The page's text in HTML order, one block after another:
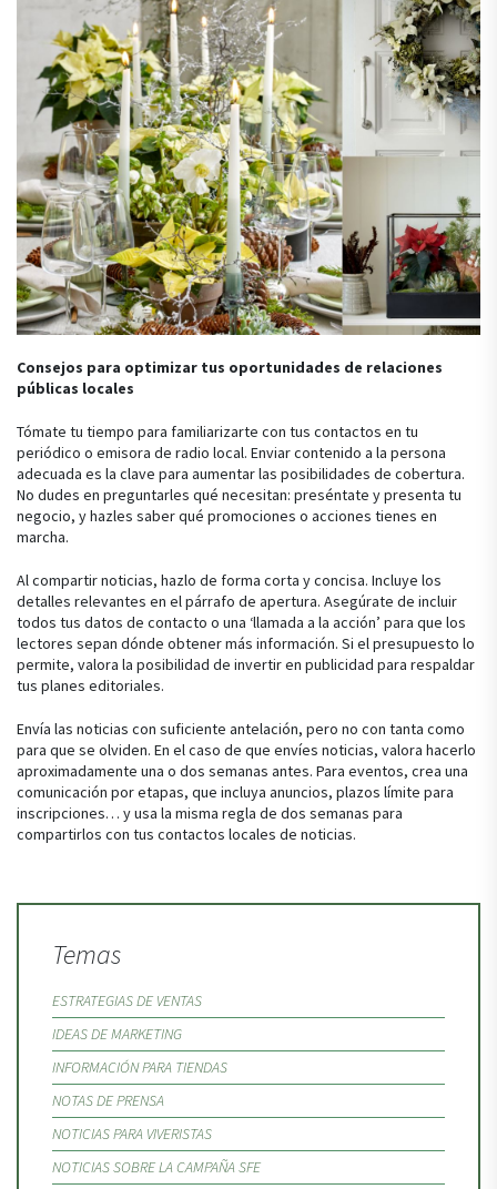
Consejos para optimizar tus oportunidades de relaciones
públicas locales
Tómate tu tiempo para familiarizarte con tus contactos en tu
periódico o emisora de radio local. Enviar contenido a la persona
adecuada es la clave para aumentar las posibilidades de cobertura.
No dudes en preguntarles qué necesitan: preséntate y presenta tu
negocio, y hazles saber qué promociones o acciones tienes en
marcha.
Al compartir noticias, hazlo de forma corta y concisa. Incluye los
detalles relevantes en el párrafo de apertura. Asegúrate de incluir
todos tus datos de contacto o una ‘llamada a la acción’ para que los
lectores sepan dónde obtener más información. Si el presupuesto lo
permite, valora la posibilidad de invertir en publicidad para respaldar
tus planes editoriales.
Envía las noticias con suficiente antelación, pero no con tanta como
para que se olviden. En el caso de que envíes noticias, valora hacerlo
aproximadamente una o dos semanas antes. Para eventos, crea una
comunicación por etapas, que incluya anuncios, plazos límite para
inscripciones… y usa la misma regla de dos semanas para
compartirlos con tus contactos locales de noticias.
Temas
ESTRATEGIAS DE VENTAS
IDEAS DE MARKETING
INFORMACIÓN PARA TIENDAS
NOTAS DE PRENSA
NOTICIAS PARA VIVERISTAS
NOTICIAS SOBRE LA CAMPAÑA SFE